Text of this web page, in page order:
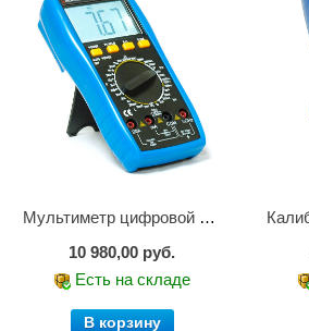
Мультиметр цифровой АМ-1083
10 980,00 руб.
Есть на складе
В корзину